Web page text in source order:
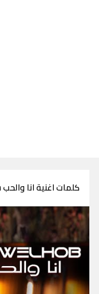
كلمات اغنية انا